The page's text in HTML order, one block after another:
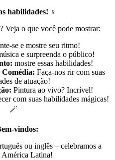
habilidades! ‍♀️
Veja o que você pode mostrar:
se e mostre seu ritmo!
e surpreenda o público!
mostre essas habilidades!
Faça-nos rir com suas
de atuação!
Pintura ao vivo? Incrível!
com suas habilidades mágicas!
🪄
vindos:
ou inglês – celebramos a
América Latina!